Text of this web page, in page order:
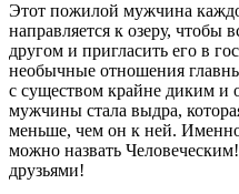
Этот пожилой мужчина
направляется к озеру, чтобы
другом и пригласить его в
необычные отношения
с существом крайне диким и
мужчины стала выдра,
меньше, чем он к ней.
можно назвать
друзьями!